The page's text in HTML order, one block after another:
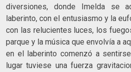
diversiones, donde Imelda se
laberinto, con el entusiasmo y la
con las relucientes luces, los
parque y la música que envolvía a
en el laberinto comenzó a
lugar tuviese una fuerza